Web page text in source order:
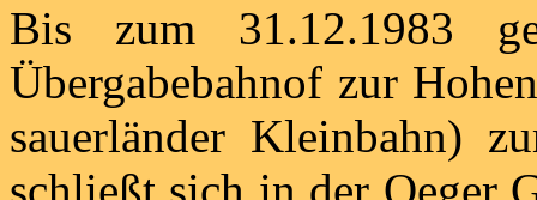
Bis zum 31.12.1983
Übergabebahnof zur
sauerländer Kleinbahn)
schließt sich in der Oeger